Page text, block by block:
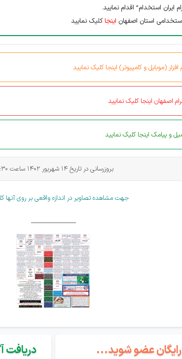
ایران استخدام” اقدام نمایید.
استان اصفهان اینجاکلیک نمایید
(موبایل و کامپیوتر) اینجا کلیک نمایید
اصفهان اینجا کلیک نمایید
و پیامک اینجا کلیک نمایید
بروزرسانی در تاریخ 14 شهریور 1402 ساعت 09:30
جهت مشاهده تصاویر در اندازه واقعی بر روی آنها
_____________
رایگان عضو شوید... دریافت